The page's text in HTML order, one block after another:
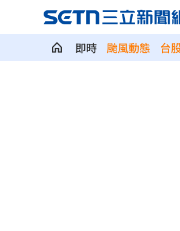
即時 颱風動態 台